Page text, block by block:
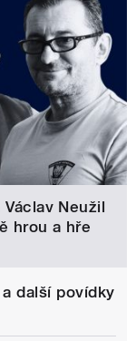
Neužil
hrou a hře
další povídky